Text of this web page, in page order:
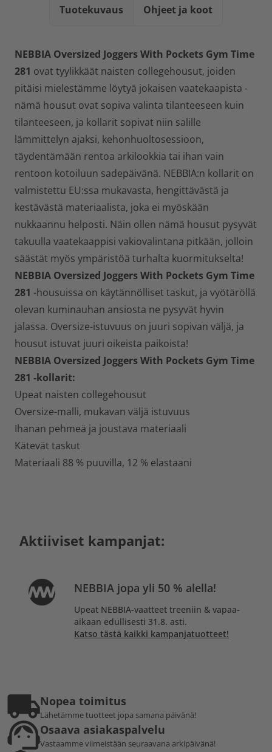
Tuotekuvaus Ohjeet ja koot
NEBBIA Oversized Joggers With Pockets Gym Time
281 ovat tyylikkäät naisten collegehousut, joiden
pitäisi mielestämme löytyä jokaisen vaatekaapista -
nämä housut ovat sopiva valinta tilanteeseen kuin
tilanteeseen, ja kollarit sopivat niin salille
lämmittelyn ajaksi, kehonhuoltosessioon,
täydentämään rentoa arkilookkia tai ihan vain
rentoon kotoiluun sadepäivänä. NEBBIA:n kollarit on
valmistettu EU:ssa mukavasta, hengittävästä ja
kestävästä materiaalista, joka ei myöskään
nukkaannu helposti. Näin ollen nämä housut pysyvät
takuulla vaatekaappisi vakiovalintana pitkään, jolloin
säästät myös ympäristöä turhalta kuormitukselta!
NEBBIA Oversized Joggers With Pockets Gym Time
281 -housuissa on käytännölliset taskut, ja vyötäröllä
olevan kuminauhan ansiosta ne pysyvät hyvin
jalassa. Oversize-istuvuus on juuri sopivan väljä, ja
housut istuvat juuri oikeista paikoista!
NEBBIA Oversized Joggers With Pockets Gym Time
281 -kollarit:
Upeat naisten collegehousut
Oversize-malli, mukavan väljä istuvuus
Ihanan pehmeä ja joustava materiaali
Kätevät taskut
Materiaali 88 % puuvilla, 12 % elastaani
Aktiiviset kampanjat:
NEBBIA jopa yli 50 % alella!
Upeat NEBBIA-vaatteet treeniin & vapaa-
aikaan edullisesti 31.8. asti.
Katso tästä kaikki kampanjatuotteet!
Nopea toimitus
Lähetämme tuotteet jopa samana päivänä!
Osaava asiakaspalvelu
Vastaamme viimeistään seuraavana arkipäivänä!